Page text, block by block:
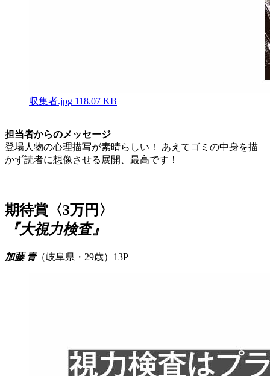
収集者.jpg 118.07 KB
担当者からのメッセージ
登場人物の心理描写が素晴らしい！ あえてゴミの中身を描
かず読者に想像させる展開、最高です！
期待賞〈3万円〉
『大視力検査』
加藤 青（岐阜県・29歳）13P